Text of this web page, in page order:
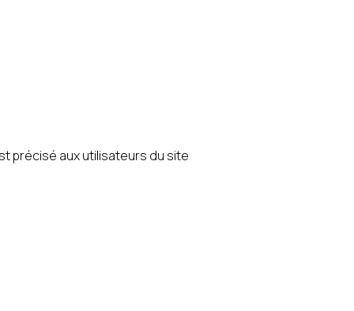
précisé aux utilisateurs du site